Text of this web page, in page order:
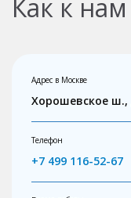
Как к
Адрес в Москве
Хорошевское ш.,
Телефон
+7 499 116-52-67